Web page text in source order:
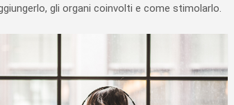
gli organi coinvolti e come stimolarlo.